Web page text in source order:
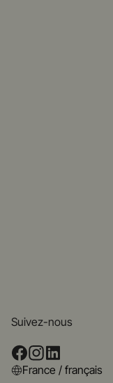
Suivez-nous
France / français